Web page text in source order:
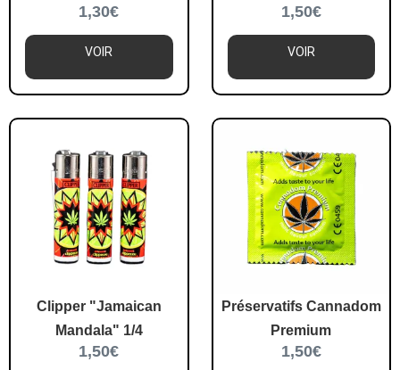
1,30€
VOIR
1,50€
VOIR
Clipper "Jamaican
Mandala" 1/4
1,50€
Préservatifs Cannadom
Premium
1,50€